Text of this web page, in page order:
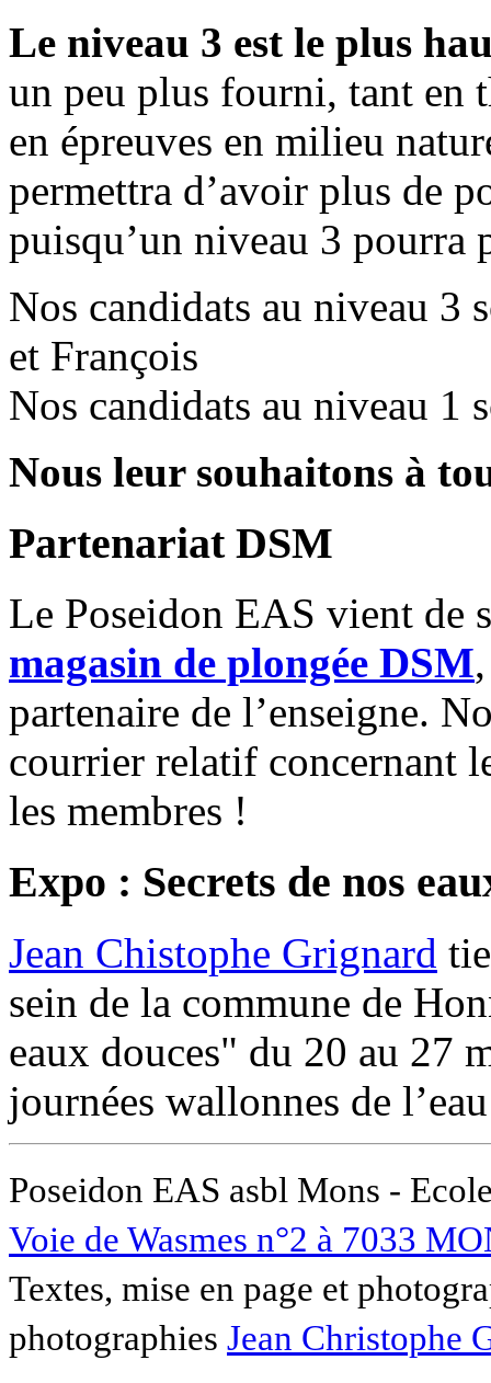
Le niveau 3 est le plus
un peu plus fourni, tant en
en épreuves en milieu
permettra d’avoir plus de
puisqu’un niveau 3 pourra
Nos candidats au niveau
et François
Nos candidats au niveau 1
Nous leur souhaitons à
Partenariat DSM
Le Poseidon EAS vient de
magasin de plongée DSM
partenaire de l’enseigne.
courrier relatif concernant
les membres !
Expo : Secrets de nos
Jean Chistophe Grignard
sein de la commune de
eaux douces" du 20 au 27
journées wallonnes de
Poseidon EAS asbl Mons -
Voie de Wasmes n°2 à 7033
Textes, mise en page et
photographies Jean Christophe